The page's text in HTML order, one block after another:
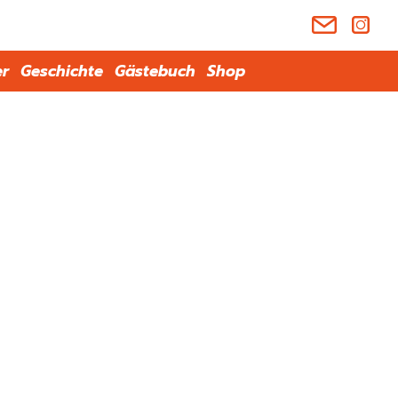
Geschichte Gästebuch Shop